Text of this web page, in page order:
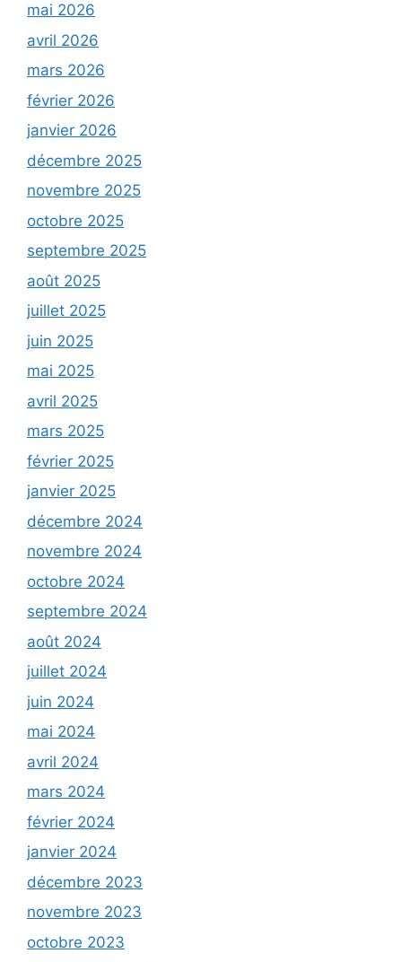
mai 2026
avril 2026
mars 2026
février 2026
janvier 2026
décembre 2025
novembre 2025
octobre 2025
septembre 2025
août 2025
juillet 2025
juin 2025
mai 2025
avril 2025
mars 2025
février 2025
janvier 2025
décembre 2024
novembre 2024
octobre 2024
septembre 2024
août 2024
juillet 2024
juin 2024
mai 2024
avril 2024
mars 2024
février 2024
janvier 2024
décembre 2023
novembre 2023
octobre 2023